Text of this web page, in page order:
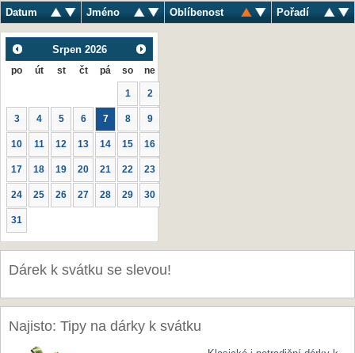
Datum Jméno Oblíbenost Pořadí
Srpen 2026
po út st čt pá so ne
1 2
3 4 5 6 7 8 9
10 11 12 13 14 15 16
17 18 19 20 21 22 23
24 25 26 27 28 29 30
31
Dárek k svátku se slevou!
Najisto: Tipy na dárky k svátku